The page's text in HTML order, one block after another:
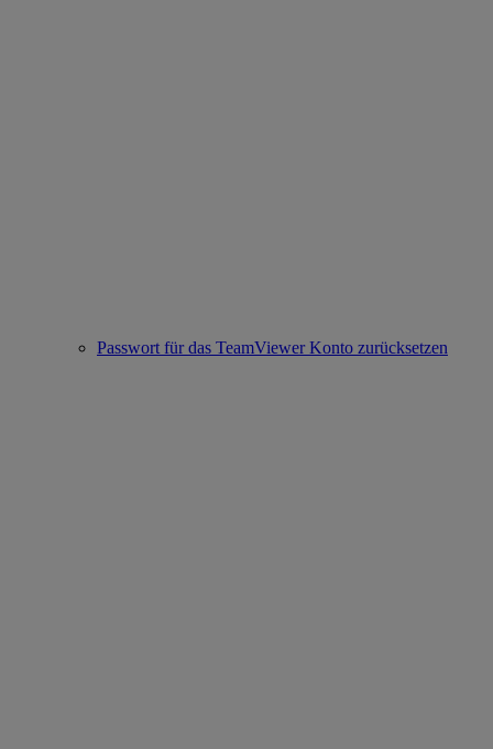
Passwort für das TeamViewer Konto zurücksetzen